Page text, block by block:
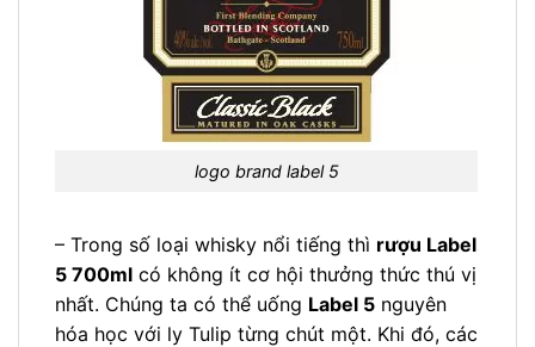
logo brand label 5
– Trong số loại whisky nổi tiếng thì rượu Label
5 700ml có không ít cơ hội thưởng thức thú vị
nhất. Chúng ta có thể uống Label 5 nguyên
hóa học với ly Tulip từng chút một. Khi đó, các